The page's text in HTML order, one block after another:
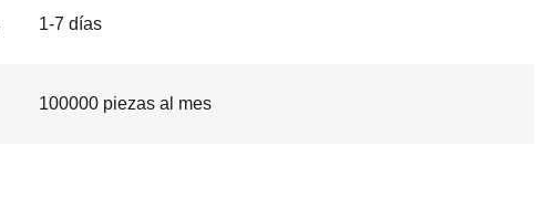
1-7 días
100000 piezas al mes